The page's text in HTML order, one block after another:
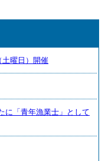
土曜日）開催
に「青年漁業士」として